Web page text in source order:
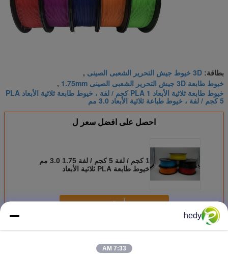
بطاقة: 3D خيوط جيش التحرير الشعبى الصينى ,
خيوط طابعة 3D جيش التحرير الشعبى الصينى 1.75mm ,
خيوط طابعة ثلاثية الأبعاد PLA 1 كجم / لفة ، خيوط طابعة ثلاثية الأبعاد PLA
5 كجم / لفة ، خيوط طباعة ثلاثية الأبعاد 3.0 مم
احصل على افضل سعر ل
1 كجم / لفة 5 كجم / لفة 1.75 3.0 مم
خيوط طابعة PLA ثلاثية الأبعاد
استمر
أكثرخيوط طابعة 3D جيش التحرير الشعبى الصينى
hedy
7:33 AM